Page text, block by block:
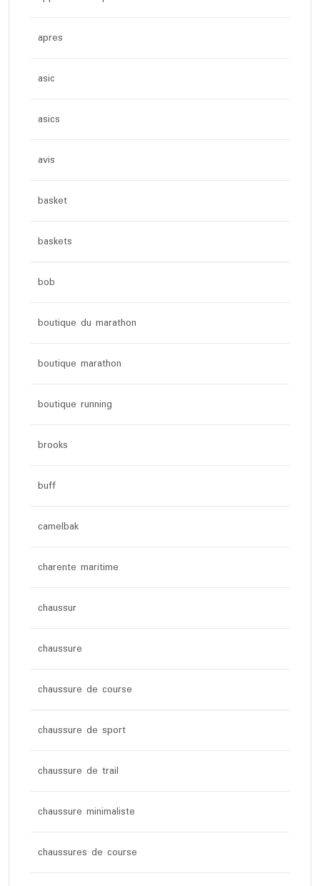
apres
asic
asics
avis
basket
baskets
bob
boutique du marathon
boutique marathon
boutique running
brooks
buff
camelbak
charente maritime
chaussur
chaussure
chaussure de course
chaussure de sport
chaussure de trail
chaussure minimaliste
chaussures de course